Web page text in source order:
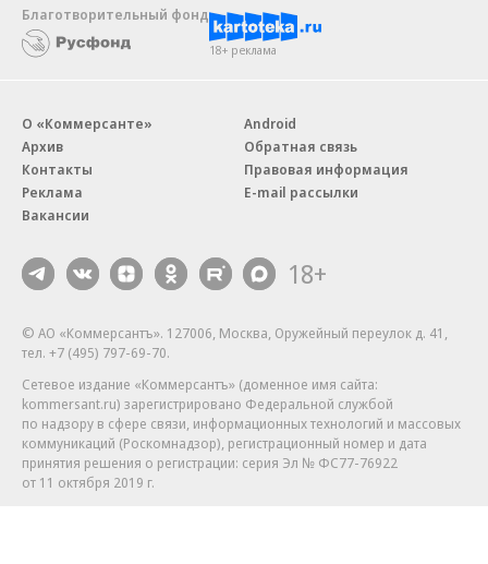
Благотворительный фонд
18+ реклама
О «Коммерсанте»
Архив
Контакты
Реклама
Вакансии
Android
Обратная связь
Правовая информация
E-mail рассылки
18+
© АО «Коммерсантъ». 127006, Москва, Оружейный переулок д. 41,
тел. +7 (495) 797-69-70.
Сетевое издание «Коммерсантъ» (доменное имя сайта:
kommersant.ru) зарегистрировано Федеральной службой
по надзору в сфере связи, информационных технологий и массовых
коммуникаций (Роскомнадзор), регистрационный номер и дата
принятия решения о регистрации: серия Эл № ФС77-76922
от 11 октября 2019 г.